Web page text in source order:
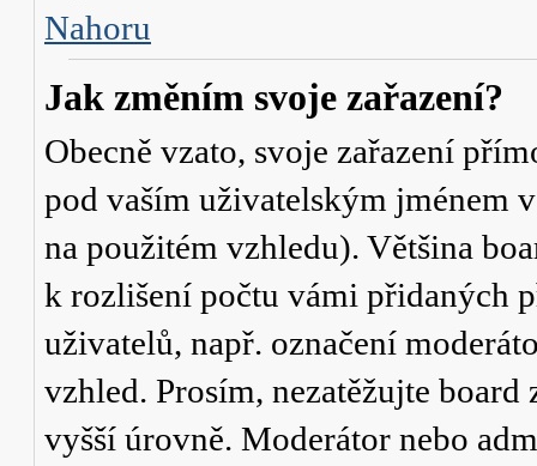
Nahoru
Jak změním svoje zařazení?
Obecně vzato, svoje zařazení
pod vaším uživatelským jménem
na použitém vzhledu). Většina
k rozlišení počtu vámi přidaných
uživatelů, např. označení
vzhled. Prosím, nezatěžujte
vyšší úrovně. Moderátor nebo